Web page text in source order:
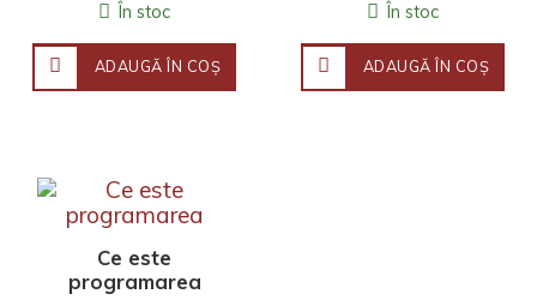
În stoc
ADAUGĂ ÎN COŞ
În stoc
ADAUGĂ ÎN COŞ
Ce este
programarea